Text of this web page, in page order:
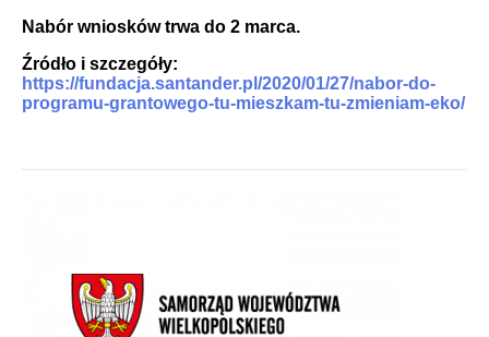
Nabór wniosków trwa do 2 marca.
Źródło i szczegóły:
https://fundacja.santander.pl/2020/01/27/nabor-do-
programu-grantowego-tu-mieszkam-tu-zmieniam-eko/